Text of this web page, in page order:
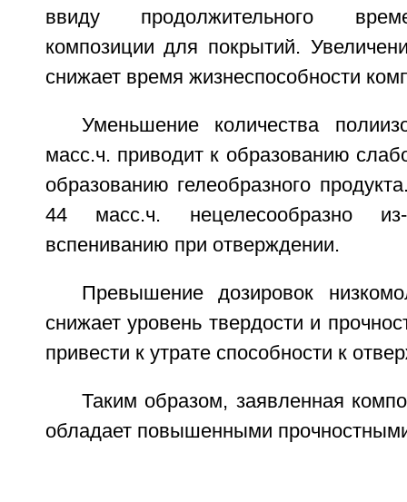
ввиду продолжительного
композиции для покрытий.
снижает время жизнеспособности
Уменьшение количества
масс.ч. приводит к образованию
образованию гелеобразного
44 масс.ч. нецелесообразно
вспениванию при отверждении.
Превышение дозировок
снижает уровень твердости и
привести к утрате способности к
Таким образом, заявленная
обладает повышенными